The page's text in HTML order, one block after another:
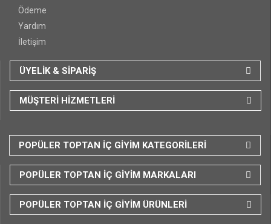
Ödeme
Yardım
İletişim
ÜYELİK & SİPARİŞ
MÜŞTERİ HİZMETLERİ
POPÜLER TOPTAN İÇ GİYİM KATEGORİLERİ
POPÜLER TOPTAN İÇ GİYİM MARKALARI
POPÜLER TOPTAN İÇ GİYİM ÜRÜNLERİ